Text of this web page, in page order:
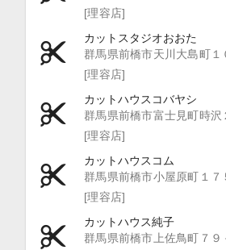
[理容店]
カットスタジオおおた
群馬県前橋市天川大島町１
[理容店]
カットハウスコバヤシ
群馬県前橋市富士見町時沢
[理容店]
カットハウスコム
群馬県前橋市小屋原町１７
[理容店]
カットハウス純子
群馬県前橋市上佐鳥町７９